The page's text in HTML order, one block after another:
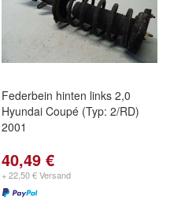
Federbein hinten links 2,0
Hyundai Coupé (Typ: 2/RD)
2001
40,49 €
+ 22,50 € Versand